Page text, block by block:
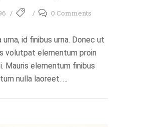
0 Comments
urna, id finibus urna. Donec ut
volutpat elementum proin
Mauris elementum finibus
nulla laoreet. ...